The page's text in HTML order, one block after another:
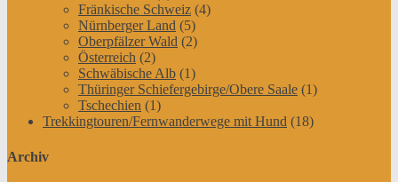
Fränkische Schweiz (4)
Nürnberger Land (5)
Oberpfälzer Wald (2)
Österreich (2)
Schwäbische Alb (1)
Thüringer Schiefergebirge/Obere Saale (1)
Tschechien (1)
Trekkingtouren/Fernwanderwege mit Hund (18)
Archiv